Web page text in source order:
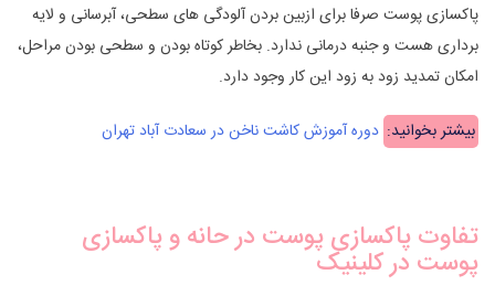
پاکسازی پوست صرفا برای ازبین بردن آلودگی های سطحی، آبرسانی و لایه
برداری هست و جنبه درمانی ندارد. بخاطر کوتاه بودن و سطحی بودن مراحل،
امکان تمدید زود به زود این کار وجود دارد.
بیشتر بخوانید: دوره آموزش کاشت ناخن در سعادت آباد تهران
تفاوت پاکسازی پوست در حانه و پاکسازی
پوست در کلینیک